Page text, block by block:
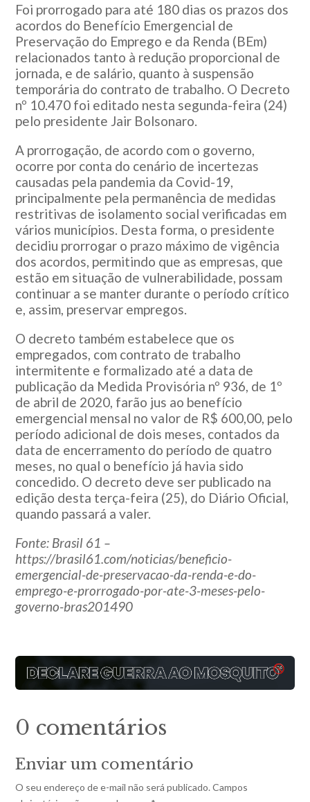
Foi prorrogado para até 180 dias os prazos dos
acordos do Benefício Emergencial de
Preservação do Emprego e da Renda (BEm)
relacionados tanto à redução proporcional de
jornada, e de salário, quanto à suspensão
temporária do contrato de trabalho. O Decreto
nº 10.470 foi editado nesta segunda-feira (24)
pelo presidente Jair Bolsonaro.
A prorrogação, de acordo com o governo,
ocorre por conta do cenário de incertezas
causadas pela pandemia da Covid-19,
principalmente pela permanência de medidas
restritivas de isolamento social verificadas em
vários municípios. Desta forma, o presidente
decidiu prorrogar o prazo máximo de vigência
dos acordos, permitindo que as empresas, que
estão em situação de vulnerabilidade, possam
continuar a se manter durante o período crítico
e, assim, preservar empregos.
O decreto também estabelece que os
empregados, com contrato de trabalho
intermitente e formalizado até a data de
publicação da Medida Provisória nº 936, de 1º
de abril de 2020, farão jus ao benefício
emergencial mensal no valor de R$ 600,00, pelo
período adicional de dois meses, contados da
data de encerramento do período de quatro
meses, no qual o benefício já havia sido
concedido. O decreto deve ser publicado na
edição desta terça-feira (25), do Diário Oficial,
quando passará a valer.
Fonte: Brasil 61 –
https://brasil61.com/noticias/beneficio-
emergencial-de-preservacao-da-renda-e-do-
emprego-e-prorrogado-por-ate-3-meses-pelo-
governo-bras201490
0 comentários
Enviar um comentário
O seu endereço de e-mail não será publicado. Campos